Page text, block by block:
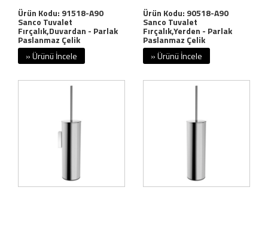
Ürün Kodu: 91518-A90
Sanco Tuvalet
Fırçalık,Duvardan - Parlak
Paslanmaz Çelik
» Ürünü İncele
Ürün Kodu: 90518-A90
Sanco Tuvalet
Fırçalık,Yerden - Parlak
Paslanmaz Çelik
» Ürünü İncele